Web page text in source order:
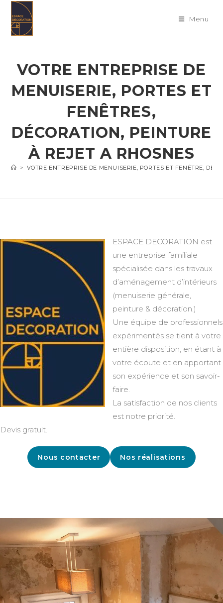
content
Menu
VOTRE ENTREPRISE DE
MENUISERIE, PORTES ET
FENÊTRES,
DÉCORATION, PEINTURE
À REJET A RHOSNES
> VOTRE ENTREPRISE DE MENUISERIE, PORTES ET FENÊTRE,
ESPACE DECORATION est
une entreprise familiale
spécialisée dans les travaux
d’aménagement d’intérieurs
(menuiserie générale,
peinture & décoration.)
Une équipe de professionnels
expérimentés se tient à votre
entière disposition, en étant à
votre écoute et en apportant
son expérience et son savoir-
faire.
La satisfaction de nos clients
est notre priorité.
Devis gratuit.
Nous contacter Nos réalisations